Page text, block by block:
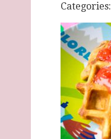
Categories: